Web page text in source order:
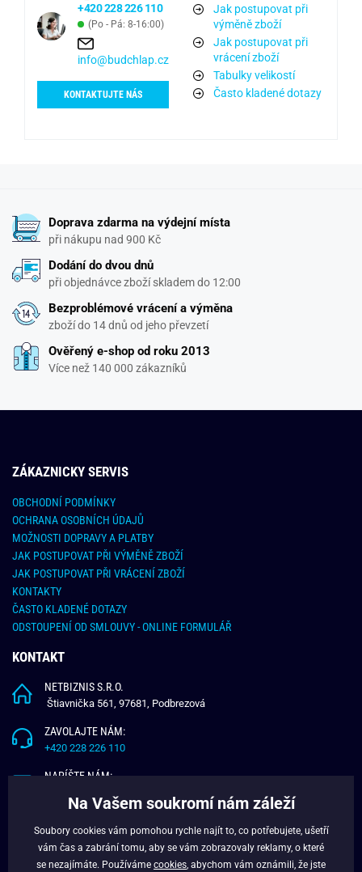
+420 228 226 110
(Po - Pá: 8-16:00)
info@budchlap.cz
KONTAKTUJTE NÁS
Jak postupovat při
výměně zboží
Jak postupovat při
vrácení zboží
Tabulky velikostí
Často kladené dotazy
Doprava zdarma na výdejní místa
při nákupu nad 900 Kč
Dodání do dvou dnů
při objednávce zboží skladem do 12:00
Bezproblémové vrácení a výměna
zboží do 14 dnů od jeho převzetí
Ověřený e-shop od roku 2013
Více než 140 000 zákazníků
ZÁKAZNICKY SERVIS
OBCHODNÍ PODMÍNKY
OCHRANA OSOBNÍCH ÚDAJŮ
MOŽNOSTI DOPRAVY A PLATBY
JAK POSTUPOVAT PŘI VÝMĚNĚ ZBOŽÍ
JAK POSTUPOVAT PŘI VRÁCENÍ ZBOŽÍ
KONTAKTY
ČASTO KLADENÉ DOTAZY
ODSTOUPENÍ OD SMLOUVY - ONLINE FORMULÁŘ
KONTAKT
NETBIZNIS S.R.O.
Štiavnička 561, 97681, Podbrezová
ZAVOLAJTE NÁM:
+420 228 226 110
NAPÍŠTE NÁM:
O NÁS
VĚRNOSTNÍ PROGRAM
Na Vašem soukromí nám záleží
Soubory cookies vám pomohou rychle najít to, co potřebujete, ušetří
vám čas a zabrání tomu, aby se vám zobrazovaly reklamy, o které
se nezajímáte. Používáme cookies , abychom vám oznámili, že jste